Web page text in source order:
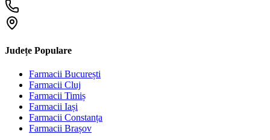
Județe Populare
Farmacii București
Farmacii Cluj
Farmacii Timiș
Farmacii Iași
Farmacii Constanța
Farmacii Brașov